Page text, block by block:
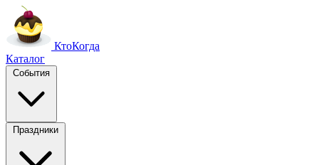
КтоКогда
Каталог
События
Праздники